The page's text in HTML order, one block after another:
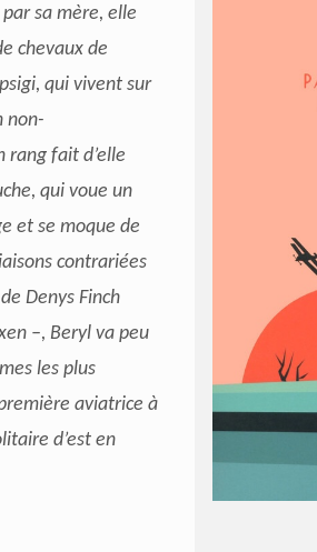
sa mère, elle
chevaux de
qui vivent sur
non-
rang fait d’elle
qui voue un
et se moque de
contrariées
Denys Finch
–, Beryl va peu
les plus
aviatrice à
d’est en